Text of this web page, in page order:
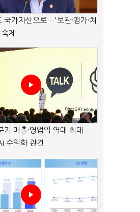
국가자산으로…'보관·평가·처
제
기 매출·영업익 역대 최대…
수익화 관건